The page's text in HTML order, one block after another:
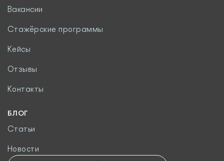
Вакансии
Стажёрские программы
Кейсы
Отзывы
Контакты
БЛОГ
Статьи
Новости